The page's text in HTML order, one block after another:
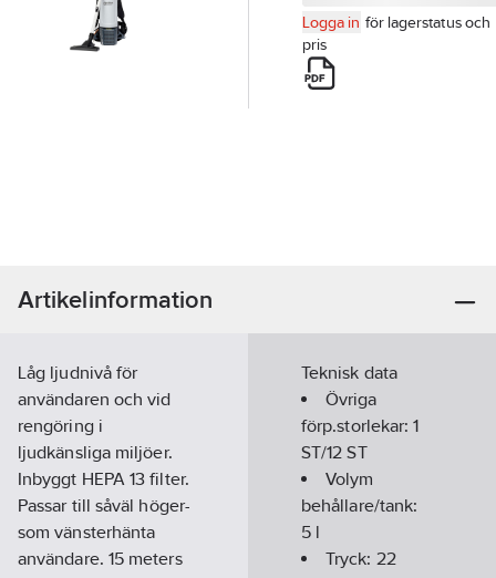
Logga in för lagerstatus och
pris
Artikelinformation
Låg ljudnivå för
användaren och vid
rengöring i
ljudkänsliga miljöer.
Inbyggt HEPA 13 filter.
Passar till såväl höger-
som vänsterhänta
användare. 15 meters
Teknisk data
Övriga
förp.storlekar:1
ST/12 ST
Volym
behållare/tank:
5 l
Tryck: 22